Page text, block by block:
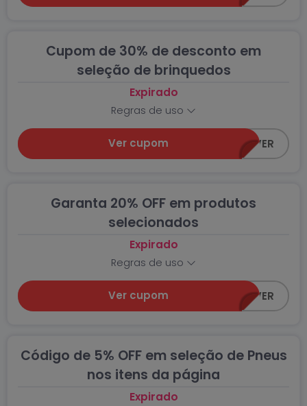
Cupom de 30% de desconto em
seleção de brinquedos
Expirado
Regras de uso
Ver cupom ANIVER
Garanta 20% OFF em produtos
selecionados
Expirado
Regras de uso
Ver cupom ANIVER
Código de 5% OFF em seleção de Pneus
nos itens da página
Expirado